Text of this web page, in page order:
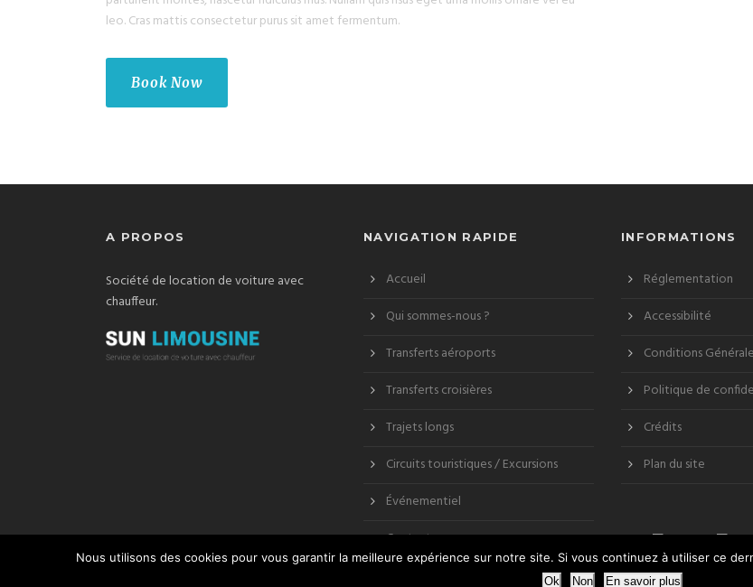
leo. Cras mattis consectetur purus sit amet fermentum.
Book Now
A PROPOS
Société de location de voiture avec
chauffeur.
NAVIGATION RAPIDE
Accueil
Qui sommes-nous ?
Transferts aéroports
Transferts croisières
Trajets longs
Circuits touristiques / Excursions
Événementiel
Contact
INFORMATIONS
Réglementation
Accessibilité
Conditions
Politique de
Crédits
Plan du site
Nous utilisons des cookies pour vous garantir la meilleure expérience sur notre site. Si vous continuez à utiliser ce
Ok Non En savoir plus